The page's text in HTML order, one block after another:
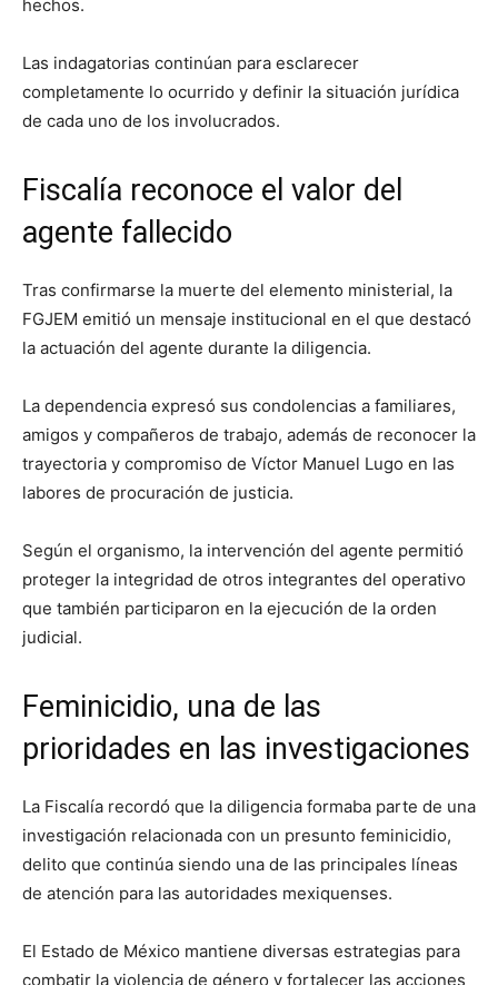
hechos.
Las indagatorias continúan para esclarecer
completamente lo ocurrido y definir la situación jurídica
de cada uno de los involucrados.
Fiscalía reconoce el valor del
agente fallecido
Tras confirmarse la muerte del elemento ministerial, la
FGJEM emitió un mensaje institucional en el que destacó
la actuación del agente durante la diligencia.
La dependencia expresó sus condolencias a familiares,
amigos y compañeros de trabajo, además de reconocer la
trayectoria y compromiso de Víctor Manuel Lugo en las
labores de procuración de justicia.
Según el organismo, la intervención del agente permitió
proteger la integridad de otros integrantes del operativo
que también participaron en la ejecución de la orden
judicial.
Feminicidio, una de las
prioridades en las investigaciones
La Fiscalía recordó que la diligencia formaba parte de una
investigación relacionada con un presunto feminicidio,
delito que continúa siendo una de las principales líneas
de atención para las autoridades mexiquenses.
El Estado de México mantiene diversas estrategias para
combatir la violencia de género y fortalecer las acciones